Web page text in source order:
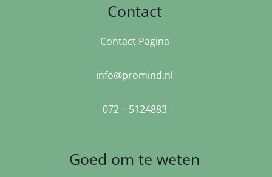
Contact
Contact Pagina
info@promind.nl
072 – 5124883
Goed om te weten